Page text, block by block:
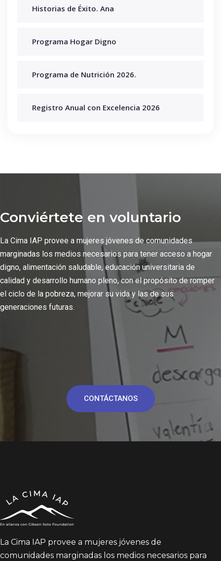
Historias de Éxito. Ana
Programa Hogar Digno
Programa de Nutrición 2026.
Registro Anual con Excelencia 2026
Conviértete en voluntario
La Cima IAP provee a mujeres jóvenes de comunidades
marginadas los medios necesarios para tener acceso a hogar
digno, alimentación saludable, educación universitaria de
calidad y desarrollo humano pleno, con el propósito de romper
el ciclo de la pobreza, mejorar su vida y las de sus
generaciones futuras.
CONTÁCTANOS
La Cima IAP provee a mujeres jóvenes de
comunidades marginadas los medios necesarios para